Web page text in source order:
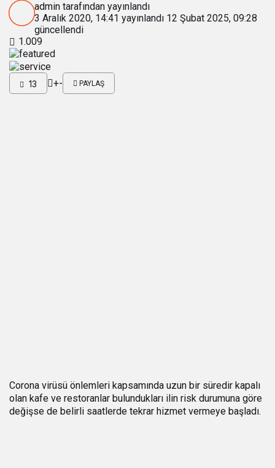
admintarafından yayınlandı
3 Aralık 2020, 14:41 yayınlandı 12 Şubat 2025, 09:28
güncellendi
1.009
13 +- PAYLAŞ
Corona virüsü önlemleri kapsamında uzun bir süredir kapalı
olan kafe ve restoranlar bulundukları ilin risk durumuna göre
değişse de belirli saatlerde tekrar hizmet vermeye başladı.